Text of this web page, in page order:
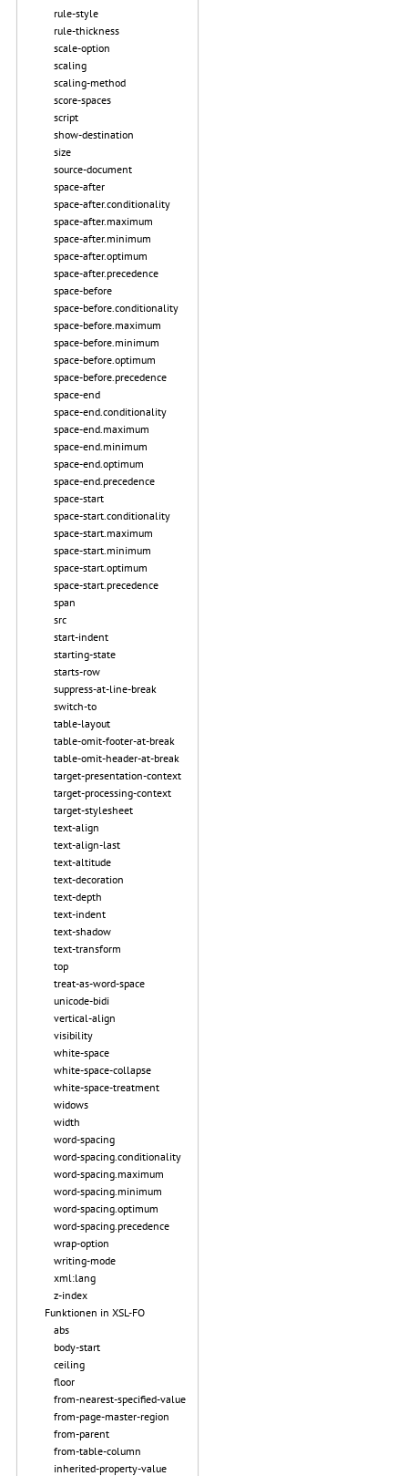
rule-style
rule-thickness
scale-option
scaling
scaling-method
score-spaces
script
show-destination
size
source-document
space-after
space-after.conditionality
space-after.maximum
space-after.minimum
space-after.optimum
space-after.precedence
space-before
space-before.conditionality
space-before.maximum
space-before.minimum
space-before.optimum
space-before.precedence
space-end
space-end.conditionality
space-end.maximum
space-end.minimum
space-end.optimum
space-end.precedence
space-start
space-start.conditionality
space-start.maximum
space-start.minimum
space-start.optimum
space-start.precedence
span
src
start-indent
starting-state
starts-row
suppress-at-line-break
switch-to
table-layout
table-omit-footer-at-break
table-omit-header-at-break
target-presentation-context
target-processing-context
target-stylesheet
text-align
text-align-last
text-altitude
text-decoration
text-depth
text-indent
text-shadow
text-transform
top
treat-as-word-space
unicode-bidi
vertical-align
visibility
white-space
white-space-collapse
white-space-treatment
widows
width
word-spacing
word-spacing.conditionality
word-spacing.maximum
word-spacing.minimum
word-spacing.optimum
word-spacing.precedence
wrap-option
writing-mode
xml:lang
z-index
Funktionen in XSL-FO
abs
body-start
ceiling
floor
from-nearest-specified-value
from-page-master-region
from-parent
from-table-column
inherited-property-value